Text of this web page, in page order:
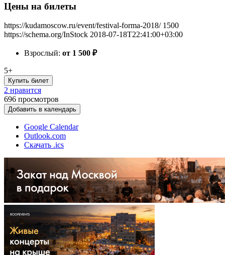
Цены на билеты
https://kudamoscow.ru/event/festival-forma-2018/ 1500
https://schema.org/InStock 2018-07-18T22:41:00+03:00
Взрослый: от 1 500 ₽
5+
Купить билет
2 нравится
696 просмотров
Добавить в календарь
Google Calendar
Outlook.com
Скачать .ics